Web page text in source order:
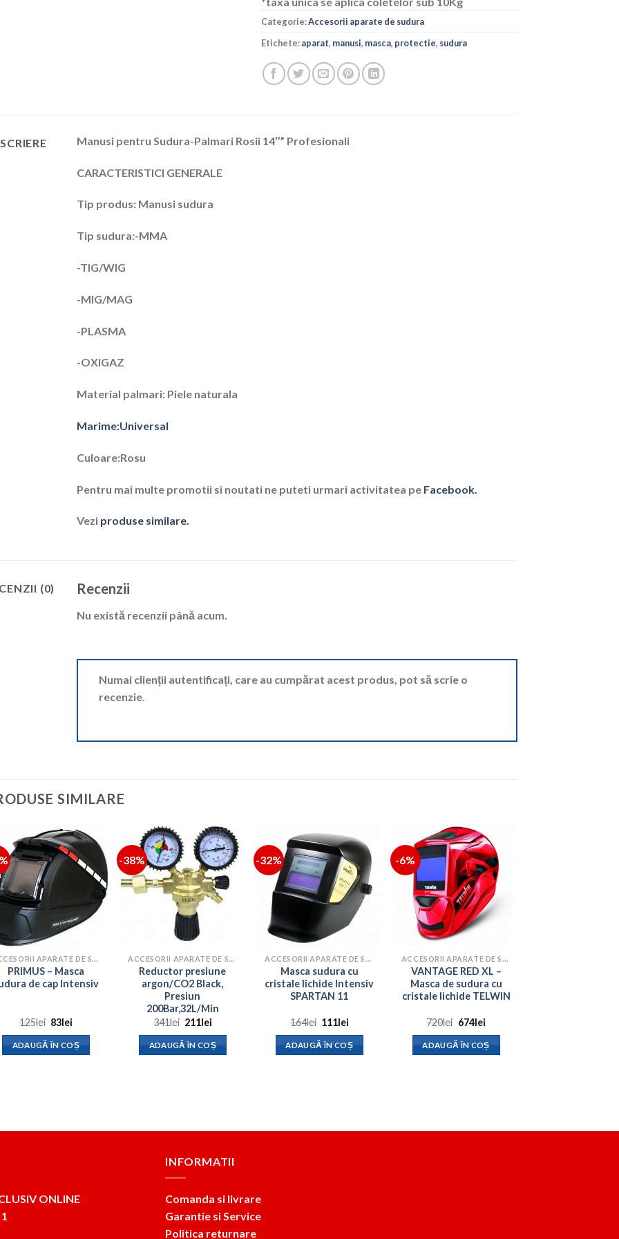
Categorie:Accesorii aparate de sudura
Etichete:aparat, manusi, masca, protectie, sudura
Manusi pentru Sudura-Palmari Rosii 14″” Profesionali
CARACTERISTICI GENERALE
Tip produs: Manusi sudura
Tip sudura:-MMA
-TIG/WIG
-MIG/MAG
-PLASMA
-OXIGAZ
Material palmari: Piele naturala
Marime:Universal
Culoare:Rosu
Pentru mai multe promotii si noutati ne puteti urmari activitatea pe Facebook.
Vezi produse similare.
(0) Recenzii
Nu există recenzii până acum.
Numai clienții autentificați, care au cumpărat acest produs, pot să scrie o
recenzie.
SIMILARE
ACCESORII APARATE DE SUDURA
PRIMUS – Masca
de cap Intensiv
125lei Prețul
a
fost:
83lei
este:
83lei.
ADAUGĂ ÎN COȘ
-38%
ACCESORII APARATE DE SUDURA
Reductor presiune
argon/CO2 Black,
Presiun
200Bar,32L/Min
341lei Prețul
a
fost:
211leiPrețul
este:
211lei.
ADAUGĂ ÎN COȘ
-32%
ACCESORII APARATE DE SUDURA
Masca sudura cu
cristale lichide Intensiv
SPARTAN 11
164lei Prețul
a
fost:
111leiPrețul
este:
111lei.
ADAUGĂ ÎN COȘ
-6%
ACCESORII APARATE DE SUDURA
VANTAGE RED XL –
Masca de sudura cu
cristale lichide TELWIN
720lei Prețul
a
fost:
674leiPrețul
este:
674lei.
ADAUGĂ ÎN COȘ
ONLINE
INFORMATII
Comanda si livrare
Garantie si Service
Politica returnare